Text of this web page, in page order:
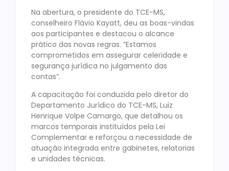
Na abertura, o presidente do TCE-MS,
conselheiro Flávio Kayatt, deu as boas-vindas
aos participantes e destacou o alcance
prático das novas regras. “Estamos
comprometidos em assegurar celeridade e
segurança jurídica no julgamento das
contas”.
A capacitação foi conduzida pelo diretor do
Departamento Jurídico do TCE-MS, Luiz
Henrique Volpe Camargo, que detalhou os
marcos temporais instituídos pela Lei
Complementar e reforçou a necessidade de
atuação integrada entre gabinetes, relatorias
e unidades técnicas.